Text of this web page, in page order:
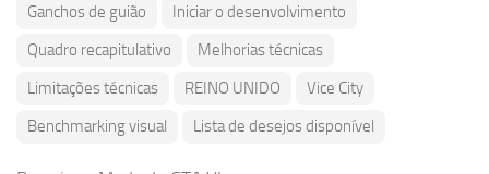
Ganchos de guião
Iniciar o desenvolvimento
Quadro recapitulativo
Melhorias técnicas
Limitações técnicas
REINO UNIDO
Vice City
Benchmarking visual
Lista de desejos disponível